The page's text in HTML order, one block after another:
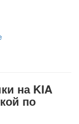
на KIA
по